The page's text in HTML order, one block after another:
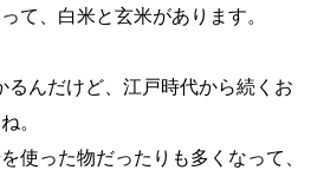
て、白米と玄米があります。
るんだけど、江戸時代から続くお
。
使った物だったりも多くなって、